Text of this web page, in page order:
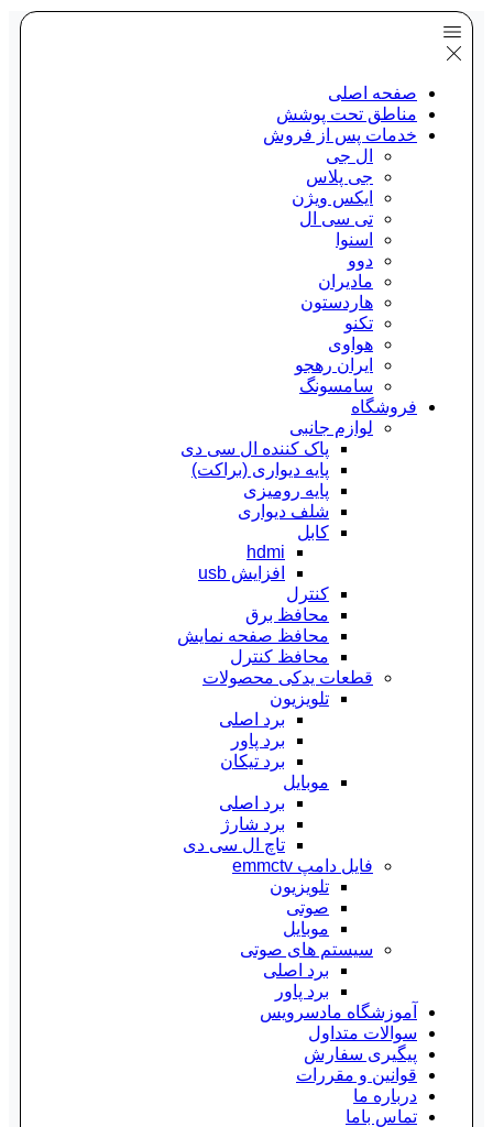
صفحه اصلی
مناطق تحت پوشش
خدمات پس از فروش
ال جی
جی پلاس
ایکس ویژن
تی سی ال
اسنوا
دوو
مادیران
هاردستون
تکنو
هواوی
ایران رهجو
سامسونگ
فروشگاه
لوازم جانبی
پاک کننده ال سی دی
پایه دیواری (براکت)
پایه رومیزی
شلف دیواری
کابل
hdmi
افزایش usb
کنترل
محافظ برق
محافظ صفحه نمایش
محافظ کنترل
قطعات یدکی محصولات
تلویزیون
برد اصلی
برد پاور
برد تیکان
موبایل
برد اصلی
برد شارژ
تاچ ال سی دی
فایل دامپ emmctv
تلویزیون
صوتی
موبایل
سیستم های صوتی
برد اصلی
برد پاور
آموزشگاه مادسرویس
سوالات متداول
پیگیری سفارش
قوانین و مقررات
درباره ما
تماس باما